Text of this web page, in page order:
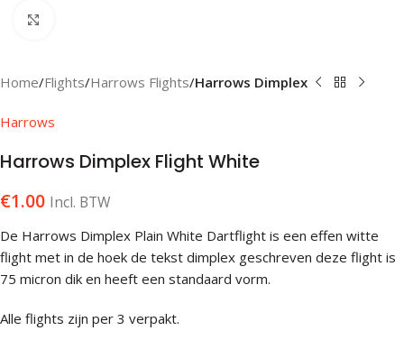
Home Flights Harrows Flights Harrows Dimplex
Harrows
Harrows Dimplex Flight White
€1.00 Incl. BTW
De Harrows Dimplex Plain White Dartflight is een effen witte
flight met in de hoek de tekst dimplex geschreven deze flight is
75 micron dik en heeft een standaard vorm.
Alle flights zijn per 3 verpakt.